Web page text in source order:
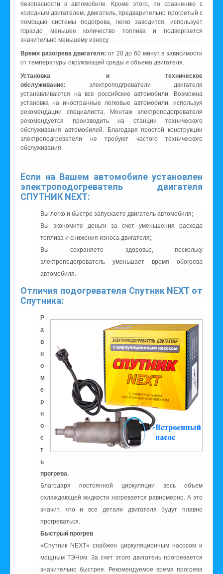
безопасности в автомобиле. Кроме этого, по сравнению с
холодным двигателем, двигатель, предварительно прогретый с
помощью системы подогрева, легко заводится, использует
гораздо меньшее количество топлива и подвергается
значительно меньшему износу.
Время разогрева двигателя: от 20 до 60 минут в зависимости
от температуры окружающей среды и объема двигателя.
Установка и техническое
обслуживание: электроподгреватели двигателя
устанавливаются на все российские автомобили. Возможна
установка на иностранные легковые автомобили, используя
рекомендации специалиста. Монтаж электроподогревателя
рекомендуется производить на станции технического
обслуживания автомобилей. Благодаря простой конструкции
электроподгреватели не требуют частого технического
обслуживания.
Если на Вашем автомобиле установлен
электроподогреватель двигателя
СПУТНИК NEXT:
Вы легко и быстро запускаете двигатель автомобиля;
Вы экономите деньги за счет уменьшения расхода
топлива и снижения износа двигателя;
Вы сохраняете здоровье, поскольку
электроподогреватель уменьшает время обогрева
автомобиля.
Отличия подогревателя Спутник NEXT от
Спутника:
Р
а
в
н
о
м
е
р
н
о
с
т
ь
прогрева.
Благодаря постоянной циркуляции весь объем
охлаждающей жидкости нагревается равномерно. А это
значит, что и все детали двигателя будут плавно
прогреваться.
Быстрый прогрев
«Спутник NEXT» снабжен циркуляционным насосом и
мощным ТЭНом. За счет этого двигатель прогревается
значительно быстрее. Рекомендуемое время прогрева